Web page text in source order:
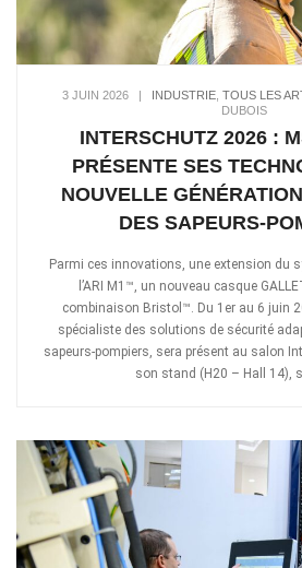
3 JUIN 2026 | INDUSTRIE TOUS LES
DUBOIS
INTERSCHUTZ 2026 :
PRÉSENTE SES
NOUVELLE
DES SAPEURS-
Parmi ces innovations, une extension du
l’ARI M1™, un nouveau casque
combinaison Bristol™. Du 1er au 6 juin
spécialiste des solutions de sécurité
sapeurs-pompiers, sera présent au salon
son stand (H20 – Hall 14),